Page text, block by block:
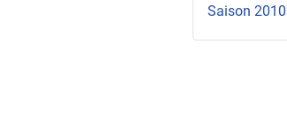
Saison 2010